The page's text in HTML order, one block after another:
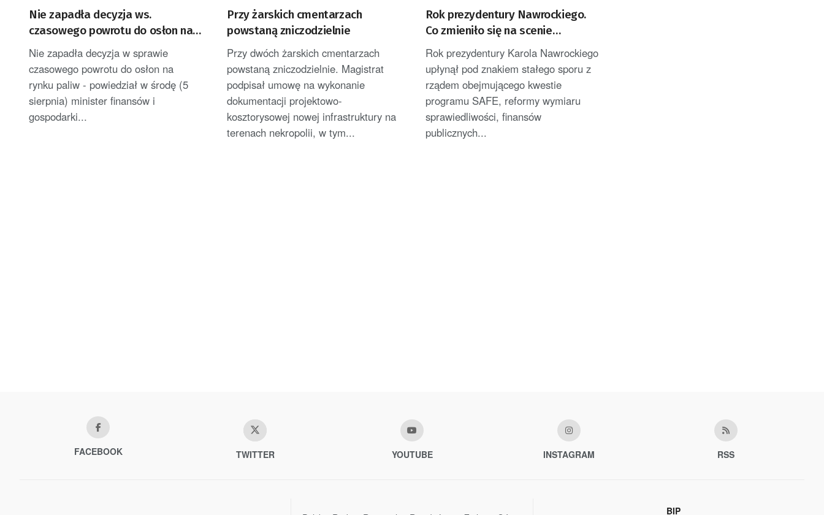
Nie zapadła decyzja ws.
czasowego powrotu do osłon na
rynku paliw
Nie zapadła decyzja w sprawie
czasowego powrotu do osłon na
rynku paliw - powiedział w środę (5
sierpnia) minister finansów i
gospodarki...
Przy żarskich cmentarzach
powstaną zniczodzielnie
Przy dwóch żarskich cmentarzach
powstaną zniczodzielnie. Magistrat
podpisał umowę na wykonanie
dokumentacji projektowo-
kosztorysowej nowej infrastruktury na
terenach nekropolii, w tym...
Rok prezydentury Nawrockiego.
Co zmieniło się na scenie
politycznej?
Rok prezydentury Karola Nawrockiego
upłynął pod znakiem stałego sporu z
rządem obejmującego kwestie
programu SAFE, reformy wymiaru
sprawiedliwości, finansów
publicznych...
FACEBOOK TWITTER YOUTUBE INSTAGRAM RSS
BIP